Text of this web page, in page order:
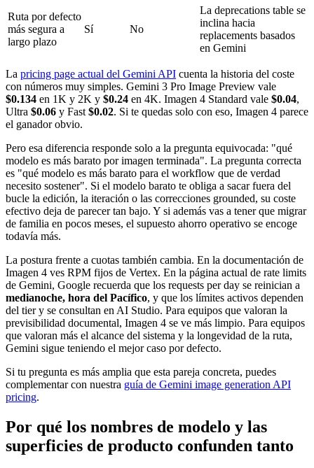
Ruta por defecto
más segura a
largo plazo
Sí No
La deprecations table se
inclina hacia
replacements basados
en Gemini
La pricing page actual del Gemini API cuenta la historia del coste
con números muy simples. Gemini 3 Pro Image Preview vale
$0.134 en 1K y 2K y $0.24 en 4K. Imagen 4 Standard vale $0.04,
Ultra $0.06 y Fast $0.02. Si te quedas solo con eso, Imagen 4 parece
el ganador obvio.
Pero esa diferencia responde solo a la pregunta equivocada: "qué
modelo es más barato por imagen terminada". La pregunta correcta
es "qué modelo es más barato para el workflow que de verdad
necesito sostener". Si el modelo barato te obliga a sacar fuera del
bucle la edición, la iteración o las correcciones grounded, su coste
efectivo deja de parecer tan bajo. Y si además vas a tener que migrar
de familia en pocos meses, el supuesto ahorro operativo se encoge
todavía más.
La postura frente a cuotas también cambia. En la documentación de
Imagen 4 ves RPM fijos de Vertex. En la página actual de rate limits
de Gemini, Google recuerda que los requests per day se reinician a
medianoche, hora del Pacífico, y que los límites activos dependen
del tier y se consultan en AI Studio. Para equipos que valoran la
previsibilidad documental, Imagen 4 se ve más limpio. Para equipos
que valoran más el alcance del sistema y la longevidad de la ruta,
Gemini sigue teniendo el mejor caso por defecto.
Si tu pregunta es más amplia que esta pareja concreta, puedes
complementar con nuestra guía de Gemini image generation API
pricing.
Por qué los nombres de modelo y las
superficies de producto confunden tanto